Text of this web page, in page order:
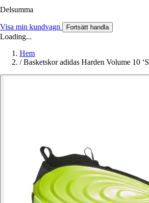
Delsumma
Visa min kundvagn Fortsätt handla
Loading...
Hem
/ Basketskor adidas Harden Volume 10